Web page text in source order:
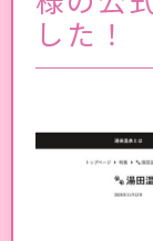
した！